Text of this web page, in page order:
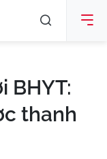
BHYT:
thanh